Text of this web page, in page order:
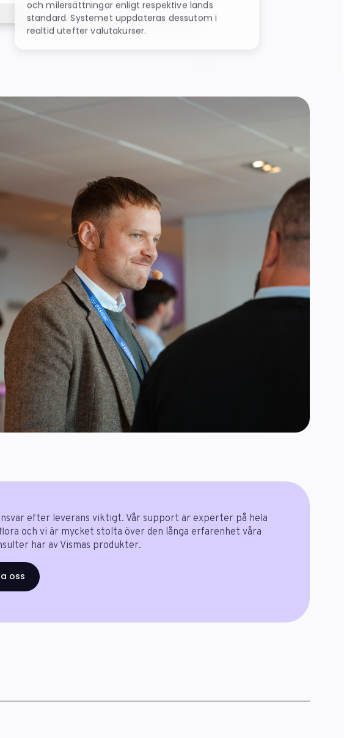
och milersättningar enligt respektive lands
standard. Systemet uppdateras dessutom i
realtid utefter valutakurser.
efter leverans viktigt. Vår support är experter på hela
och vi är mycket stolta över den långa erfarenhet våra
har av Vismas produkter.
oss